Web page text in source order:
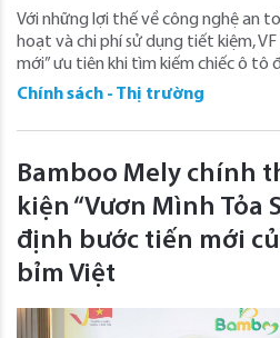
Với những lợi thế về công nghệ an
hoạt và chi phí sử dụng tiết kiệm, VF
mới” ưu tiên khi tìm kiếm chiếc ô tô
Chính sách - Thị trường
Bamboo Mely chính
kiện “Vươn Mình Tỏa
định bước tiến mới
bỉm Việt